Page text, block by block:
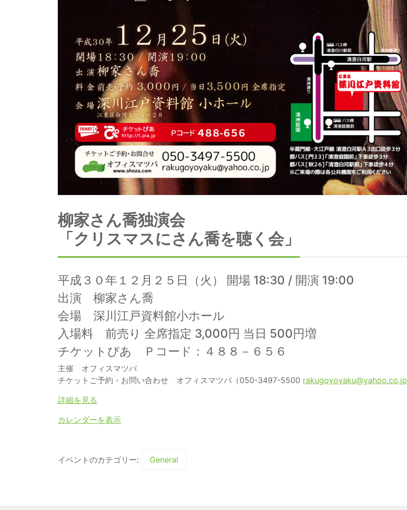
柳家さん喬独演会
「クリスマスにさん喬を聴く会」
平成３０年１２月２５日（火） 開場 18:30 / 開演 19:00
出演 柳家さん喬
会場 深川江戸資料館小ホール
入場料 前売り 全席指定 3,000円 当日 500円増
チケットぴあ Ｐコード：４８８－６５６
主催 オフィスマツバ
チケットご予約・お問い合わせ オフィスマツバ（050-3497-5500 rakugoyoyaku@yahoo.co.jp
詳細を見る
カレンダーを表示
イベントのカテゴリー: General